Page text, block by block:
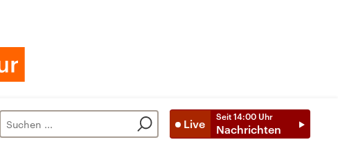
Live
Seit 14:00 Uhr
Nachrichten